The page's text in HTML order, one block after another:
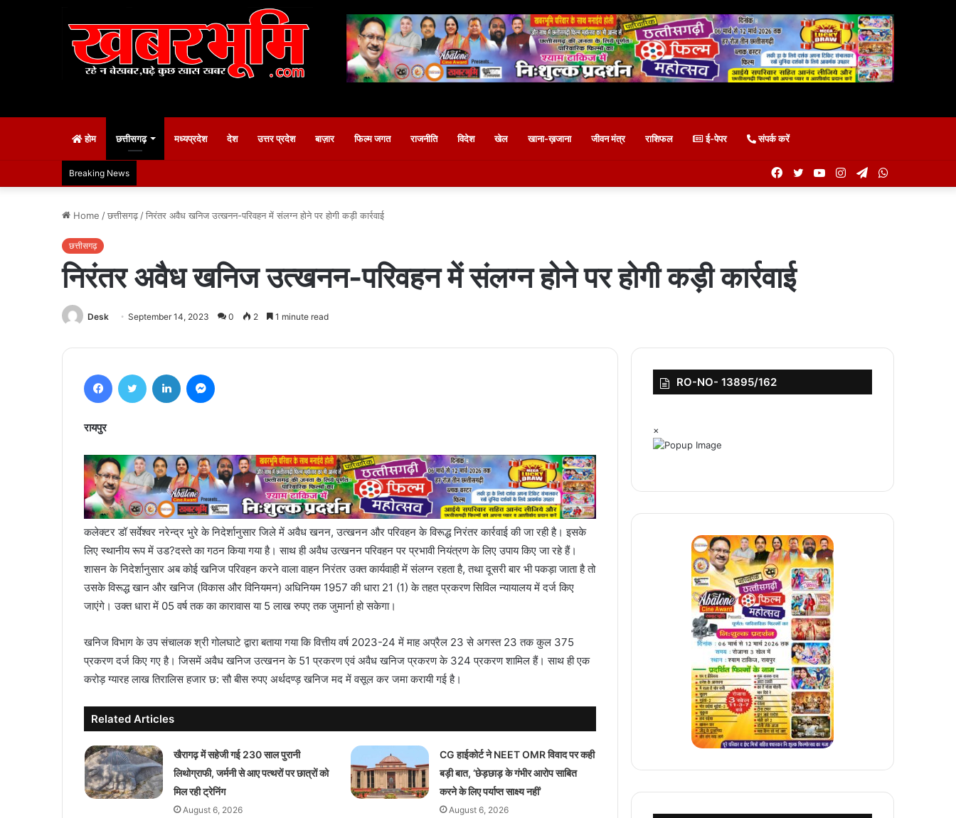
होम छत्तीसगढ़ मध्यप्रदेश देश उत्तर प्रदेश बाज़ार फिल्म जगत राजनीति विदेश खेल खाना-ख़जाना जीवन मंत्र राशिफल ई-पेपर संपर्क करें
Breaking News Telegram
Instagram
YouTube
Twitter
Facebook
Home /छत्तीसगढ़ /निरंतर अवैध खनिज उत्खनन-परिवहन में संलग्न होने पर होगी कड़ी कार्रवाई
छत्तीसगढ़
निरंतर अवैध खनिज उत्खनन-परिवहन में संलग्न होने पर होगी कड़ी कार्रवाई
Desk September 14, 2023 0 2 1 minute read
रायपुर
कलेक्टर डॉ सर्वेश्वर नरेन्द्र भुरे के निदेर्शानुसार जिले में अवैध खनन, उत्खनन और परिवहन के विरूद्ध निरंतर कार्रवाई की जा रही है। इसके
लिए स्थानीय रूप में उड?दस्ते का गठन किया गया है। साथ ही अवैध उत्खनन परिवहन पर प्रभावी नियंत्रण के लिए उपाय किए जा रहे हैं।
शासन के निदेर्शानुसार अब कोई खनिज परिवहन करने वाला वाहन निरंतर उक्त कार्यवाही में संलग्न रहता है, तथा दूसरी बार भी पकड़ा जाता है तो
उसके विरूद्ध खान और खनिज (विकास और विनियमन) अधिनियम 1957 की धारा 21 (1) के तहत प्रकरण सिविल न्यायालय में दर्ज किए
जाएंगे। उक्त धारा में 05 वर्ष तक का कारावास या 5 लाख रुपए तक जुमार्ना हो सकेगा।
खनिज विभाग के उप संचालक श्री गोलघाटे द्वारा बताया गया कि वित्तीय वर्ष 2023-24 में माह अप्रैल 23 से अगस्त 23 तक कुल 375
प्रकरण दर्ज किए गए है। जिसमें अवैध खनिज उत्खनन के 51 प्रकरण एवं अवैध खनिज प्रकरण के 324 प्रकरण शामिल हैं। साथ ही एक
करोड़ ग्यारह लाख तिरालिस हजार छ: सौ बीस रुपए अर्थदण्ड़ खनिज मद में वसूल कर जमा करायी गई है।
Related Articles
खैरागढ़ में सहेजी गई 230 साल पुरानी
लिथोग्राफी, जर्मनी से आए पत्थरों पर छात्रों को
मिल रही ट्रेनिंग
August 6, 2026
CG हाईकोर्ट ने NEET OMR विवाद पर कही
बड़ी बात, ‘छेड़छाड़ के गंभीर आरोप साबित
करने के लिए पर्याप्त साक्ष्य नहीं’
August 6, 2026
RO-NO- 13895/162
×